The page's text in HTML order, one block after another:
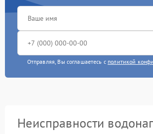
Отправляя, Вы соглашаетесь с политикой
Неисправности